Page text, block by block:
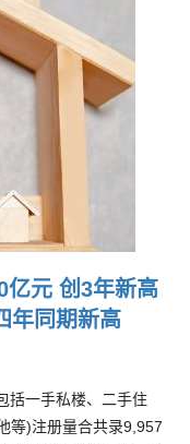
亿元 创3年新高
年同期新高
括一手私楼、二手住
等)注册量合共录9,957